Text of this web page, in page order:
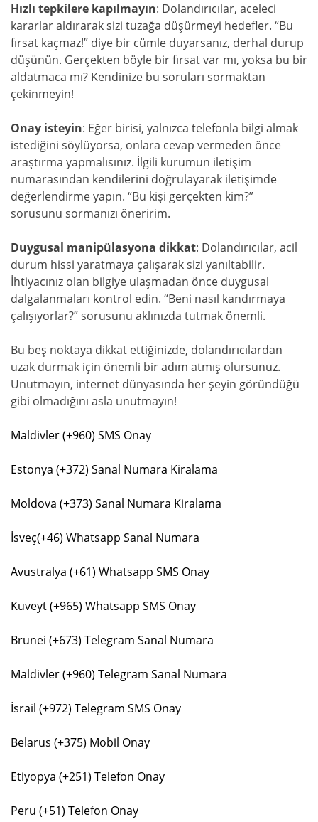
Hızlı tepkilere kapılmayın: Dolandırıcılar, aceleci
kararlar aldırarak sizi tuzağa düşürmeyi hedefler. “Bu
fırsat kaçmaz!” diye bir cümle duyarsanız, derhal durup
düşünün. Gerçekten böyle bir fırsat var mı, yoksa bu bir
aldatmaca mı? Kendinize bu soruları sormaktan
çekinmeyin!
Onay isteyin: Eğer birisi, yalnızca telefonla bilgi almak
istediğini söylüyorsa, onlara cevap vermeden önce
araştırma yapmalısınız. İlgili kurumun iletişim
numarasından kendilerini doğrulayarak iletişimde
değerlendirme yapın. “Bu kişi gerçekten kim?”
sorusunu sormanızı öneririm.
Duygusal manipülasyona dikkat: Dolandırıcılar, acil
durum hissi yaratmaya çalışarak sizi yanıltabilir.
İhtiyacınız olan bilgiye ulaşmadan önce duygusal
dalgalanmaları kontrol edin. “Beni nasıl kandırmaya
çalışıyorlar?” sorusunu aklınızda tutmak önemli.
Bu beş noktaya dikkat ettiğinizde, dolandırıcılardan
uzak durmak için önemli bir adım atmış olursunuz.
Unutmayın, internet dünyasında her şeyin göründüğü
gibi olmadığını asla unutmayın!
Maldivler (+960) SMS Onay
Estonya (+372) Sanal Numara Kiralama
Moldova (+373) Sanal Numara Kiralama
İsveç(+46) Whatsapp Sanal Numara
Avustralya (+61) Whatsapp SMS Onay
Kuveyt (+965) Whatsapp SMS Onay
Brunei (+673) Telegram Sanal Numara
Maldivler (+960) Telegram Sanal Numara
İsrail (+972) Telegram SMS Onay
Belarus (+375) Mobil Onay
Etiyopya (+251) Telefon Onay
Peru (+51) Telefon Onay